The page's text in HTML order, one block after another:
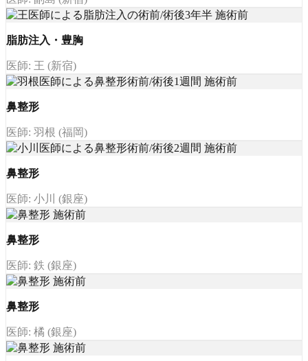
脂肪注入・豊胸
医師: 王 (新宿)
鼻整形
医師: 羽根 (福岡)
鼻整形
医師: 小川 (銀座)
鼻整形
医師: 鉄 (銀座)
鼻整形
医師: 橘 (銀座)